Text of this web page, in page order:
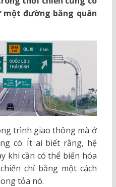
đường băng quân
trình giao thông mà ở
có. Ít ai biết rằng, hệ
khi cần có thể biến hóa
chỉ bằng một cách
tỏa nó.